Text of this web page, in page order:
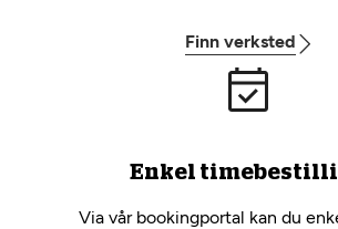
Finn verksted
Enkel
Via vår bookingportal kan du